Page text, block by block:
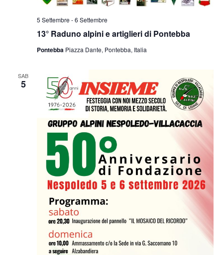
13° Raduno alpini e artiglieri di Pontebba
5 Settembre -6 Settembre
Pontebba Piazza Dante, Pontebba, Italia
SAB
5